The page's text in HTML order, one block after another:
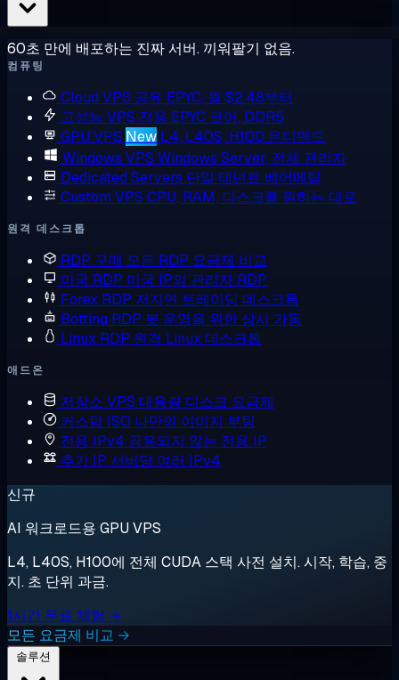
60초 만에 배포하는 진짜 서버. 끼워팔기 없음.
컴퓨팅
Cloud VPS 공유 EPYC, 월 $2.48부터
고성능 VPS 전용 EPYC 코어, DDR5
GPU VPS New L4, L40S, H100 온디맨드
Windows VPS Windows Server, 전체 관리자
Dedicated Servers 단일 테넌트 베어메탈
Custom VPS CPU, RAM, 디스크를 원하는 대로
원격 데스크톱
RDP 구매 모든 RDP 요금제 비교
미국 RDP 미국 IP의 관리자 RDP
Forex RDP 저지연 트레이딩 데스크톱
Botting RDP 봇 운영을 위한 상시 가동
Linux RDP 원격 Linux 데스크톱
애드온
저장소 VPS 대용량 디스크 요금제
커스텀 ISO 나만의 이미지 부팅
전용 IPv4 공유되지 않는 전용 IP
추가 IP 서버당 여러 IPv4
신규
AI 워크로드용 GPU VPS
L4, L40S, H100에 전체 CUDA 스택 사전 설치. 시작, 학습, 중
지. 초 단위 과금.
1시간 무료 체험 →
모든 요금제 비교 →